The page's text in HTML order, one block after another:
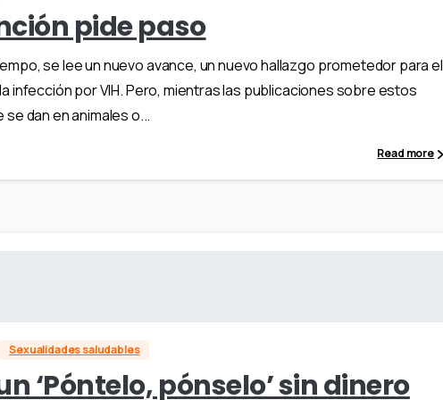
pide paso
se lee un nuevo avance, un nuevo hallazgo prometedor para el
infección por VIH. Pero, mientras las publicaciones sobre estos
dan en animales o...
Read more
Sexualidades saludables
‘Póntelo, pónselo’ sin dinero